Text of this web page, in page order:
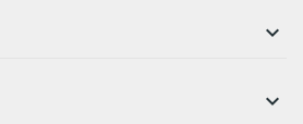

